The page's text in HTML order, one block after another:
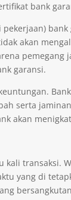
bank
akan
garansi.
serta
akan
kali transaksi.
yang di